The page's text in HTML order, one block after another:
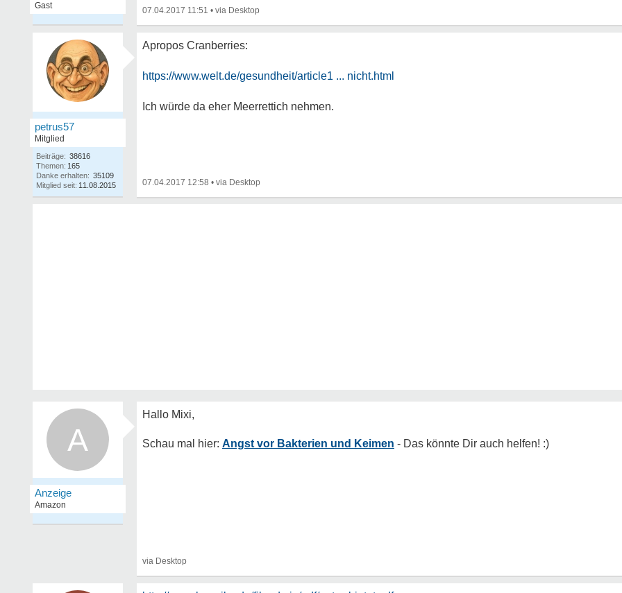
Gast 07.04.2017 11:51 •
petrus57
Mitglied
Beiträge: 38616
Themen: 165
Danke erhalten: 35109
Mitglied seit: 11.08.2015
Apropos Cranberries:
https://www.welt.de/gesundheit/article1 ... nicht.html
Ich würde da eher Meerrettich nehmen.
07.04.2017 12:58 •
A Angst vor Bakterien und Keimen